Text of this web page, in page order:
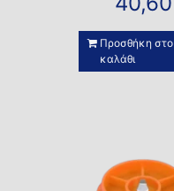
Προσθήκη στο
καλάθι